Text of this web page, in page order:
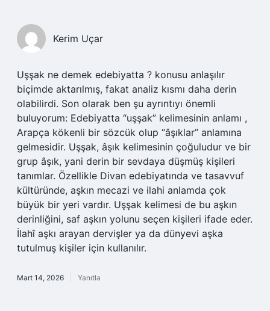
Kerim Uçar
Uşşak ne demek edebiyatta ? konusu anlaşılır
biçimde aktarılmış, fakat analiz kısmı daha derin
olabilirdi. Son olarak ben şu ayrıntıyı önemli
buluyorum: Edebiyatta “uşşak” kelimesinin anlamı ,
Arapça kökenli bir sözcük olup “âşıklar” anlamına
gelmesidir. Uşşak, âşık kelimesinin çoğuludur ve bir
grup âşık, yani derin bir sevdaya düşmüş kişileri
tanımlar. Özellikle Divan edebiyatında ve tasavvuf
kültüründe, aşkın mecazi ve ilahi anlamda çok
büyük bir yeri vardır. Uşşak kelimesi de bu aşkın
derinliğini, saf aşkın yolunu seçen kişileri ifade eder.
İlahî aşkı arayan dervişler ya da dünyevi aşka
tutulmuş kişiler için kullanılır.
Mart 14, 2026 Yanıtla